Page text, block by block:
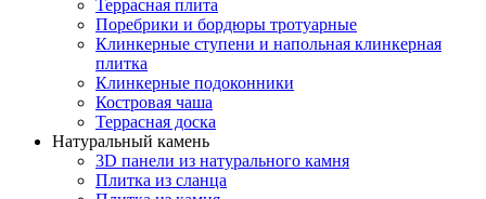
Террасная плита
Поребрики и бордюры тротуарные
Клинкерные ступени и напольная клинкерная
плитка
Клинкерные подоконники
Костровая чаша
Террасная доска
Натуральный камень
3D панели из натурального камня
Плитка из сланца